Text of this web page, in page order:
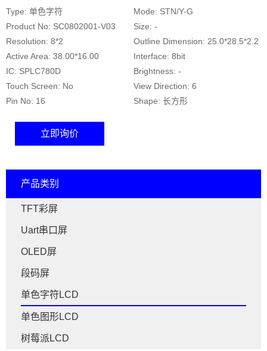
Type: 单色字符
Mode: STN/Y-G
Product No: SC0802001-V03
Size: -
Resolution: 8*2
Outline Dimension: 25.0*28.5*2.2
Active Area: 38.00*16.00
Interface: 8bit
IC: SPLC780D
Brightness: -
Touch Screen: No
View Direction: 6
Pin No: 16
Shape: 长方形
立即询价
产品类别
TFT彩屏
Uart串口屏
OLED屏
段码屏
单色字符LCD
单色图形LCD
树莓派LCD